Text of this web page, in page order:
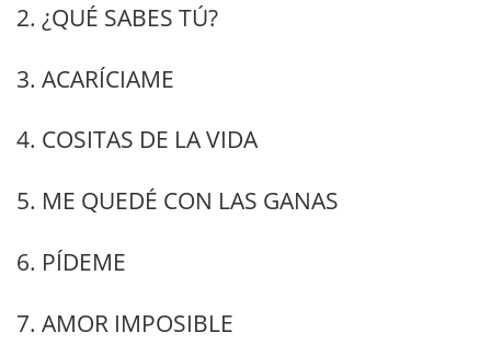
2. ¿QUÉ SABES TÚ?
3. ACARÍCIAME
4. COSITAS DE LA VIDA
5. ME QUEDÉ CON LAS GANAS
6. PÍDEME
7. AMOR IMPOSIBLE